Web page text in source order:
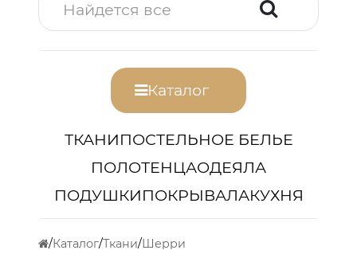
Каталог
ТКАНИПОСТЕЛЬНОЕ БЕЛЬЕ
ПОЛОТЕНЦАОДЕЯЛА
ПОДУШКИПОКРЫВАЛАКУХНЯ
Каталог Ткани Шерри